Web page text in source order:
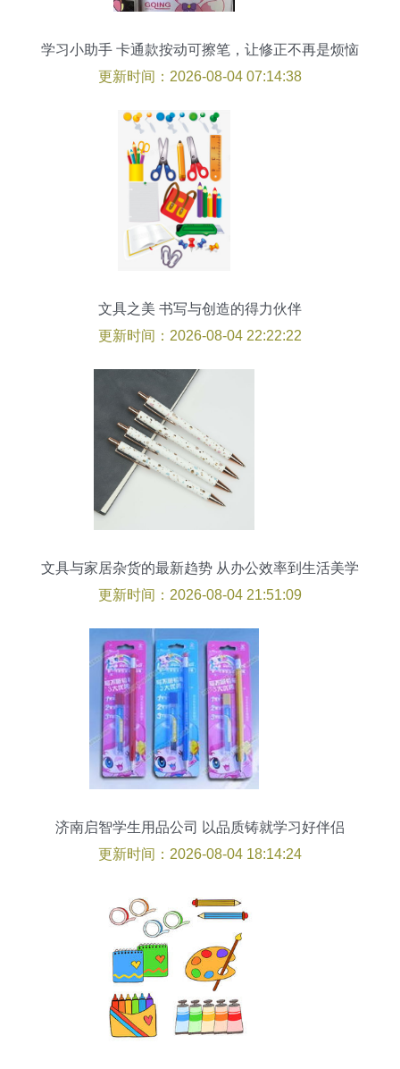
学习小助手 卡通款按动可擦笔，让修正不再是烦恼
更新时间：2026-08-04 07:14:38
文具之美 书写与创造的得力伙伴
更新时间：2026-08-04 22:22:22
文具与家居杂货的最新趋势 从办公效率到生活美学
更新时间：2026-08-04 21:51:09
济南启智学生用品公司 以品质铸就学习好伴侣
更新时间：2026-08-04 18:14:24